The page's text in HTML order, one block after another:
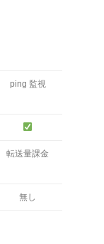
ping 監視
転送量課金
無し